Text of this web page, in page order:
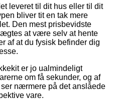
leveret til dit hus eller til dit
bliver tit en tak mere
Den mest prisbevidste
at være selv at hente
af at du fysisk befinder dig
er jo ualmindeligt
om få sekunder, og af
nærmere på det anslåede
vare.